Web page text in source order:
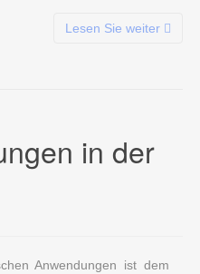
Lesen Sie weiter
in der
Anwendungen ist dem